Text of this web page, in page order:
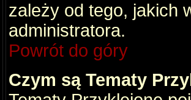
zależy od tego, jakich
administratora.
Powrót do góry
Czym są Tematy